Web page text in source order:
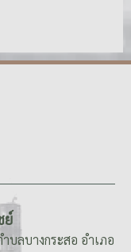
ย์
ลบางกระสอ อำเภอ